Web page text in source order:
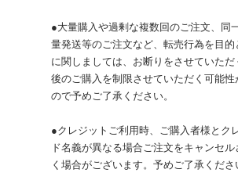
●大量購入や過剰な複数回のご注文、同
量発送等のご注文など、転売行為を目的
に関しましては、お断りをさせていただ
後のご購入を制限させていただく可能性
ので予めご了承ください。
●クレジットご利用時、ご購入者様とク
ド名義が異なる場合ご注文をキャンセ
く場合がございます。予めご了承くださ